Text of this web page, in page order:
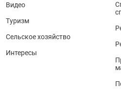
Видео
Туризм
Сельское хозяйство
Интересы